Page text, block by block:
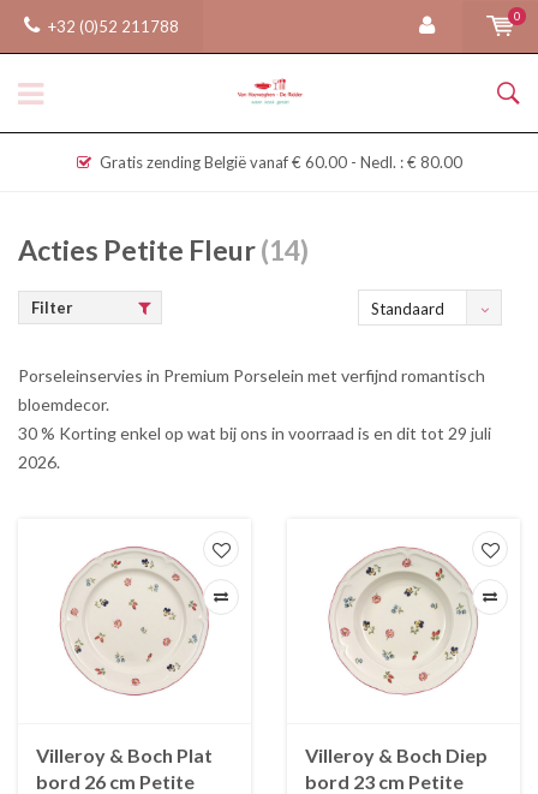
+32 (0)52 211788
0
Gratis zending België vanaf € 60.00 - Nedl. : € 80.00
Acties Petite Fleur(14)
Filter Standaard
Porseleinservies in Premium Porselein met verfijnd romantisch
bloemdecor.
30 % Korting enkel op wat bij ons in voorraad is en dit tot 29 juli
2026.
Villeroy & Boch Plat
bord 26 cm Petite
Villeroy & Boch Diep
bord 23 cm Petite